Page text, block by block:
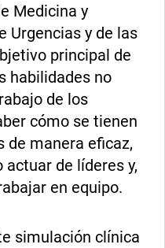
Medicina y
Urgencias y de las
principal de
habilidades no
de los
cómo se tienen
de manera eficaz,
de líderes y,
en equipo.
simulación clínica